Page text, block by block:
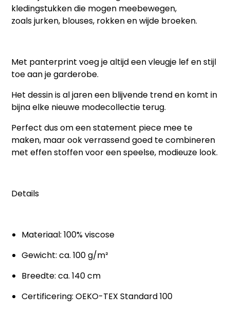
kledingstukken die mogen meebewegen,
zoalsjurken, blouses, rokken en wijde broeken.
Met panterprint voeg je altijd een vleugje lef en stijl
toe aan je garderobe.
Het dessin is al jaren een blijvende trend en komt in
bijna elke nieuwe modecollectie terug.
Perfect dus om een statement piece mee te
maken, maar ook verrassend goed te combineren
met effen stoffen voor een speelse, modieuze look.
Details
Materiaal: 100% viscose
Gewicht: ca. 100 g/m²
Breedte: ca. 140 cm
Certificering: OEKO-TEX Standard 100